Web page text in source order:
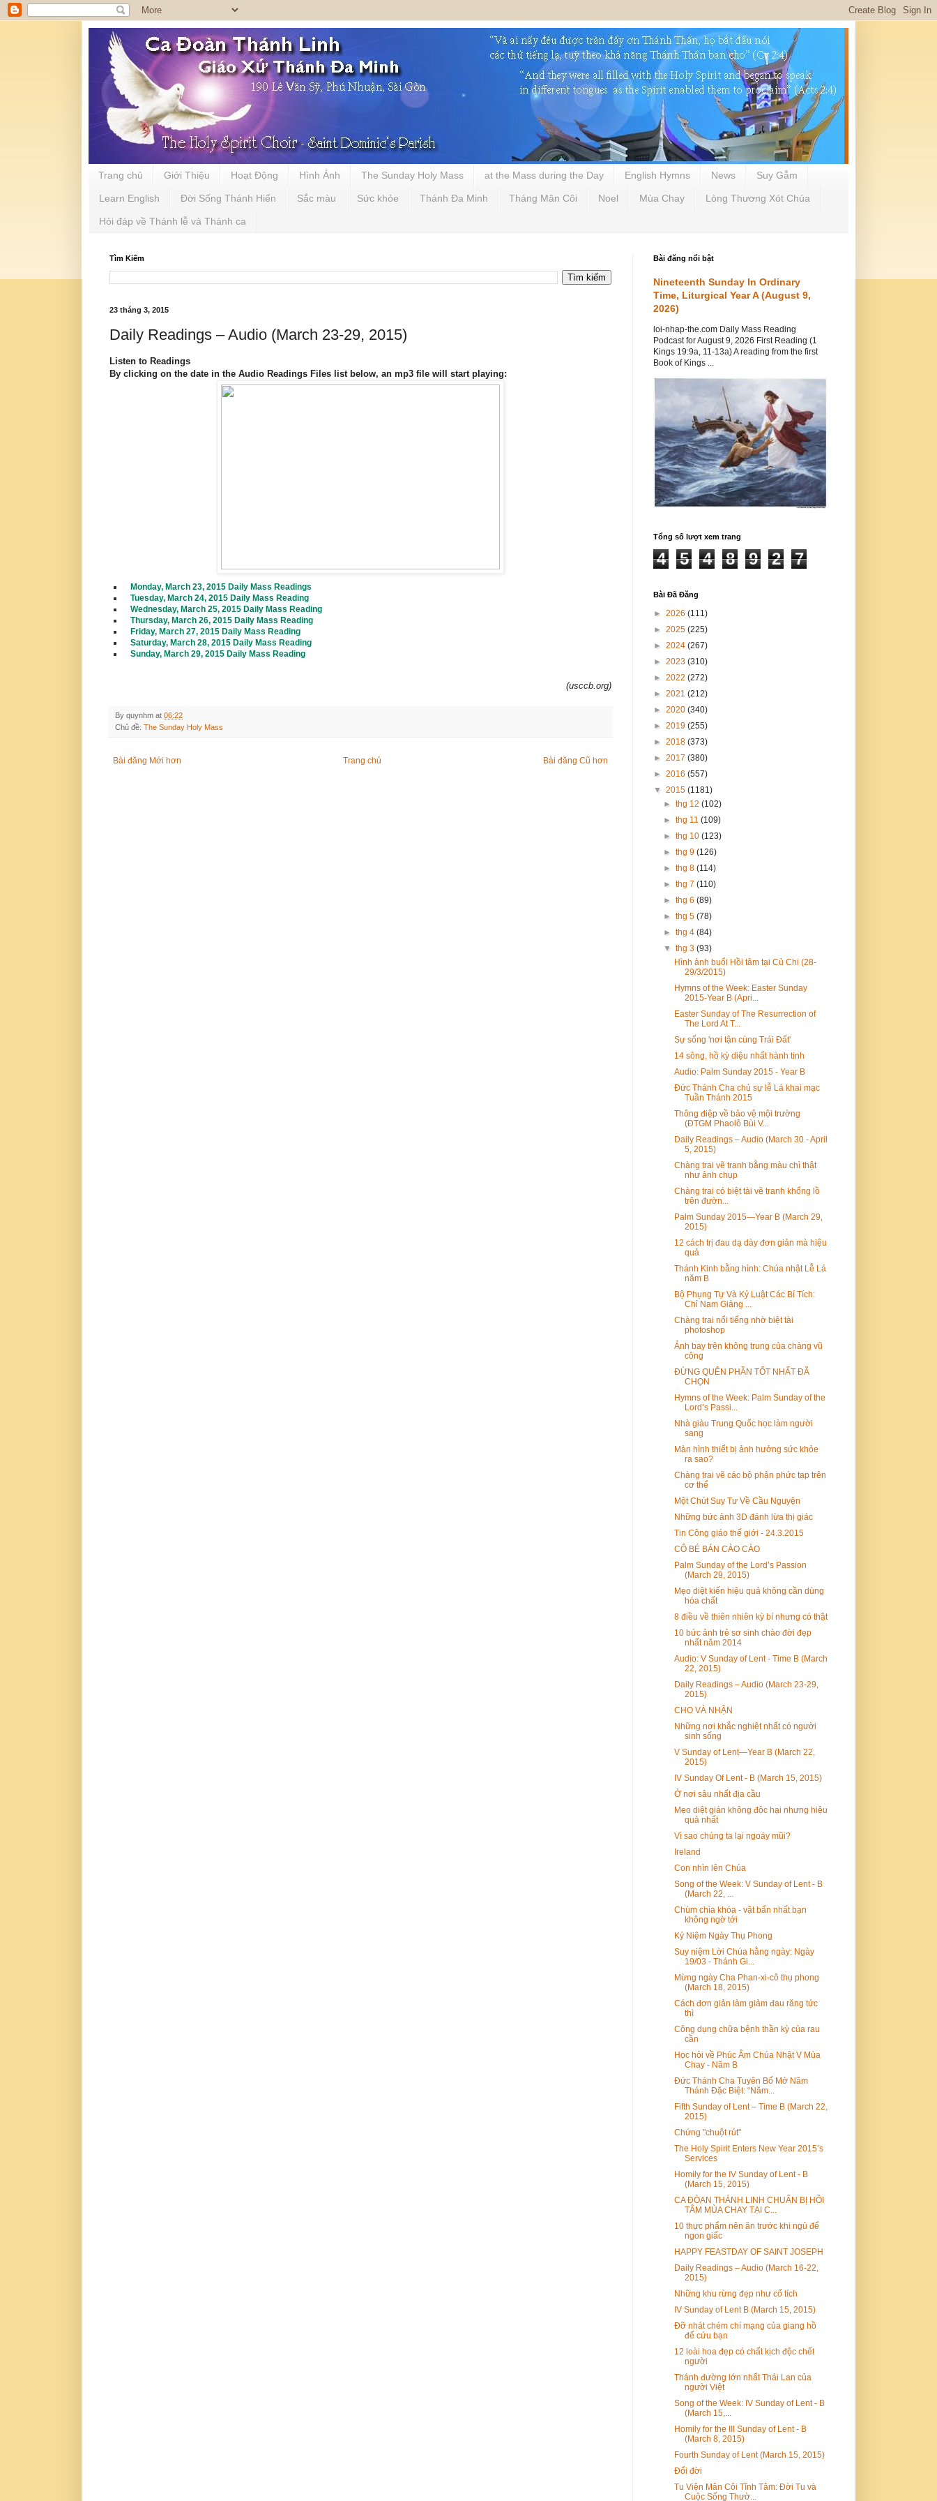
Trang chủ Giới Thiệu Hoạt Động Hình Ảnh The Sunday Holy Mass at the Mass during the Day English Hymns News Suy Gẫm
Learn English Đời Sống Thánh Hiến Sắc màu Sức khỏe Thánh Đa Minh Tháng Mân Côi Noel Mùa Chay Lòng Thương Xót Chúa
Hỏi đáp về Thánh lễ và Thánh ca
Tìm Kiếm
23 tháng 3, 2015
Daily Readings – Audio (March 23-29, 2015)
Listen to Readings
By clicking on the date in the Audio Readings Files list below, an mp3 file will start playing:
Monday, March 23, 2015 Daily Mass Readings
Tuesday, March 24, 2015 Daily Mass Reading
Wednesday, March 25, 2015 Daily Mass Reading
Thursday, March 26, 2015 Daily Mass Reading
Friday, March 27, 2015 Daily Mass Reading
Saturday, March 28, 2015 Daily Mass Reading
Sunday, March 29, 2015 Daily Mass Reading
(usccb.org)
By quynhm at 06:22
Chủ đề: The Sunday Holy Mass
Bài đăng Mới hơn Bài đăng Cũ hơn
Trang chủ
Bài đăng nổi bật
Nineteenth Sunday In Ordinary
Time, Liturgical Year A (August 9,
2026)
loi-nhap-the.com Daily Mass Reading
Podcast for August 9, 2026 First Reading (1
Kings 19:9a, 11-13a) A reading from the first
Book of Kings ...
Tổng số lượt xem trang
4 5 4 8 9 2 7
Bài Đã Đăng
► 2026 (111)
► 2025 (225)
► 2024 (267)
► 2023 (310)
► 2022 (272)
► 2021 (212)
► 2020 (340)
► 2019 (255)
► 2018 (373)
► 2017 (380)
► 2016 (557)
▼ 2015 (1181)
►thg 12(102)
►thg 11(109)
►thg 10(123)
►thg 9(126)
►thg 8(114)
►thg 7(110)
►thg 6(89)
►thg 5(78)
►thg 4(84)
▼thg 3(93)
Hình ảnh buổi Hồi tâm tại Củ Chi (28-
29/3/2015)
Hymns of the Week: Easter Sunday
2015-Year B (Apri...
Easter Sunday of The Resurrection of
The Lord At T...
Sự sống 'nơi tận cùng Trái Đất'
14 sông, hồ kỳ diệu nhất hành tinh
Audio: Palm Sunday 2015 - Year B
Đức Thánh Cha chủ sự lễ Lá khai mạc
Tuần Thánh 2015
Thông điệp về bảo vệ mội trường
(ĐTGM Phaolô Bùi V...
Daily Readings – Audio (March 30 - April
5, 2015)
Chàng trai vẽ tranh bằng màu chì thật
như ảnh chụp
Chàng trai có biệt tài vẽ tranh khổng lồ
trên đườn...
Palm Sunday 2015—Year B (March 29,
2015)
12 cách trị đau dạ dày đơn giản mà hiệu
quả
Thánh Kinh bằng hình: Chúa nhật Lễ Lá
năm B
Bộ Phụng Tự Và Kỷ Luật Các Bí Tích:
Chỉ Nam Giảng ...
Chàng trai nổi tiếng nhờ biệt tài
photoshop
Ảnh bay trên không trung của chàng vũ
công
ĐỪNG QUÊN PHẦN TỐT NHẤT ĐÃ
CHỌN
Hymns of the Week: Palm Sunday of the
Lord’s Passi...
Nhà giàu Trung Quốc học làm người
sang
Màn hình thiết bị ảnh hưởng sức khỏe
ra sao?
Chàng trai vẽ các bộ phận phức tạp trên
cơ thể
Một Chút Suy Tư Về Cầu Nguyện
Những bức ảnh 3D đánh lừa thị giác
Tin Công giáo thế giới - 24.3.2015
CÔ BÉ BÁN CÀO CÀO
Palm Sunday of the Lord’s Passion
(March 29, 2015)
Mẹo diệt kiến hiệu quả không cần dùng
hóa chất
8 điều về thiên nhiên kỳ bí nhưng có thật
10 bức ảnh trẻ sơ sinh chào đời đẹp
nhất năm 2014
Audio: V Sunday of Lent - Time B (March
22, 2015)
Daily Readings – Audio (March 23-29,
2015)
CHO VÀ NHẬN
Những nơi khắc nghiệt nhất có người
sinh sống
V Sunday of Lent—Year B (March 22,
2015)
IV Sunday Of Lent - B (March 15, 2015)
Ở nơi sâu nhất địa cầu
Mẹo diệt gián không độc hại nhưng hiệu
quả nhất
Vì sao chúng ta lại ngoáy mũi?
Ireland
Con nhìn lên Chúa
Song of the Week: V Sunday of Lent - B
(March 22, ...
Chùm chìa khóa - vật bẩn nhất bạn
không ngờ tới
Kỷ Niệm Ngày Thụ Phong
Suy niệm Lời Chúa hằng ngày: Ngày
19/03 - Thánh Gi...
Mừng ngày Cha Phan-xi-cô thụ phong
(March 18, 2015)
Cách đơn giản làm giảm đau răng tức
thì
Công dụng chữa bệnh thần kỳ của rau
cần
Học hỏi về Phúc Âm Chúa Nhật V Mùa
Chay - Năm B
Đức Thánh Cha Tuyên Bố Mở Năm
Thánh Đặc Biệt: “Năm...
Fifth Sunday of Lent – Time B (March 22,
2015)
Chứng "chuột rút"
The Holy Spirit Enters New Year 2015’s
Services
Homily for the IV Sunday of Lent - B
(March 15, 2015)
CA ĐÒAN THÁNH LINH CHUẨN BỊ HỒI
TÂM MÙA CHAY TẠI C...
10 thực phẩm nên ăn trước khi ngủ để
ngon giấc
HAPPY FEASTDAY OF SAINT JOSEPH
Daily Readings – Audio (March 16-22,
2015)
Những khu rừng đẹp như cổ tích
IV Sunday of Lent B (March 15, 2015)
Đỡ nhát chém chí mạng của giang hồ
để cứu bạn
12 loài hoa đẹp có chất kịch độc chết
người
Thánh đường lớn nhất Thái Lan của
người Việt
Song of the Week: IV Sunday of Lent - B
(March 15,...
Homily for the III Sunday of Lent - B
(March 8, 2015)
Fourth Sunday of Lent (March 15, 2015)
Đổi đời
Tu Viện Mân Côi Tĩnh Tâm: Đời Tu và
Cuộc Sống Thườ...